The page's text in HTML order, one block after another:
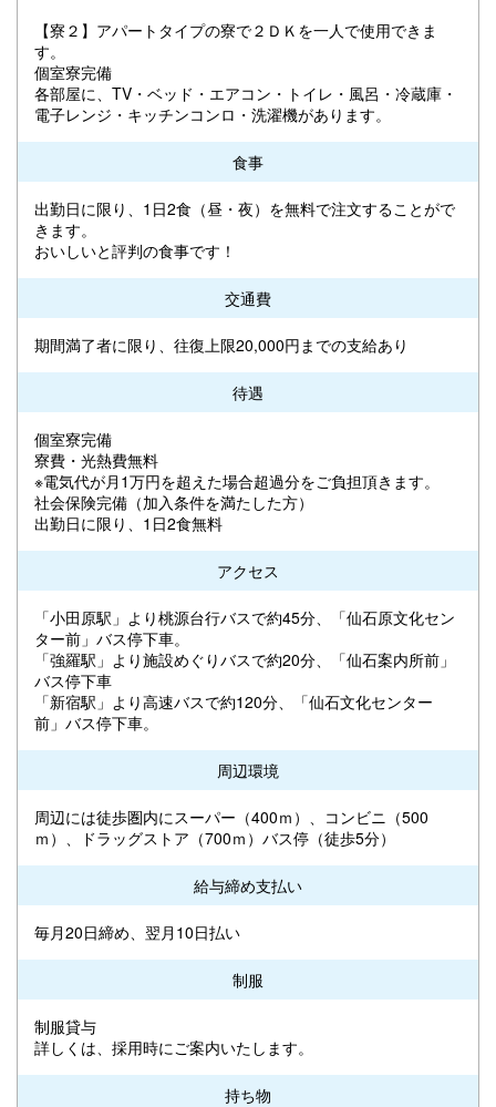
【寮２】アパートタイプの寮で２ＤＫを一人で使用できま
す。
個室寮完備
各部屋に、TV・ベッド・エアコン・トイレ・風呂・冷蔵庫・
電子レンジ・キッチンコンロ・洗濯機があります。
食事
出勤日に限り、1日2食（昼・夜）を無料で注文することがで
きます。
おいしいと評判の食事です！
交通費
期間満了者に限り、往復上限20,000円までの支給あり
待遇
個室寮完備
寮費・光熱費無料
※電気代が月1万円を超えた場合超過分をご負担頂きます。
社会保険完備（加入条件を満たした方）
出勤日に限り、1日2食無料
アクセス
「小田原駅」より桃源台行バスで約45分、「仙石原文化セン
ター前」バス停下車。
「強羅駅」より施設めぐりバスで約20分、「仙石案内所前」
バス停下車
「新宿駅」より高速バスで約120分、「仙石文化センター
前」バス停下車。
周辺環境
周辺には徒歩圏内にスーパー（400ｍ）、コンビニ（500
ｍ）、ドラッグストア（700ｍ）バス停（徒歩5分）
給与締め支払い
毎月20日締め、翌月10日払い
制服
制服貸与
詳しくは、採用時にご案内いたします。
持ち物